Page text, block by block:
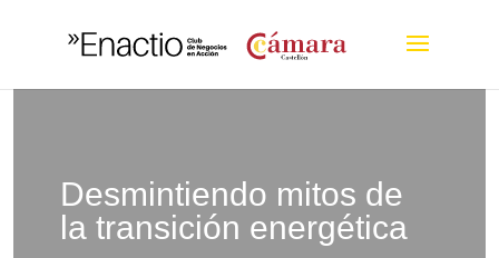
Desmintiendo mitos de
la transición energética